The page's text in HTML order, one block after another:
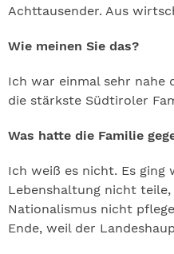
Achttausender. Aus
Wie meinen Sie das?
Ich war einmal sehr nahe
die stärkste Südtiroler
Was hatte die Familie
Ich weiß es nicht. Es ging
Lebenshaltung nicht
Nationalismus nicht
Ende, weil der